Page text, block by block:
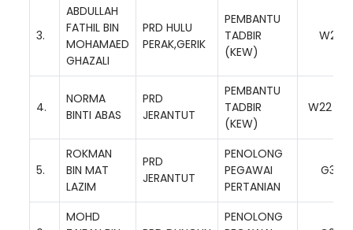
3.
ABDULLAH
FATHIL BIN
MOHAMAED
GHAZALI
PRD HULU
PERAK,GERIK
PEMBANTU
TADBIR
(KEW)
W22
4.
NORMA
BINTI ABAS
PRD
JERANTUT
PEMBANTU
TADBIR
(KEW)
W22
5.
ROKMAN
BIN MAT
LAZIM
PRD
JERANTUT
PENOLONG
PEGAWAI
PERTANIAN
G32
MOHD
PENOLONG